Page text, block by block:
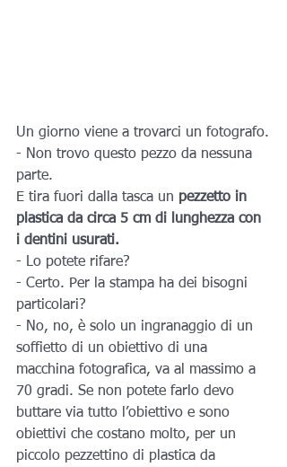
Un giorno viene a trovarci un fotografo.
- Non trovo questo pezzo da nessuna
parte.
E tira fuori dalla tasca un pezzetto in
plastica da circa 5 cm di lunghezza con
i dentini usurati.
- Lo potete rifare?
- Certo. Per la stampa ha dei bisogni
particolari?
- No, no, è solo un ingranaggio di un
soffietto di un obiettivo di una
macchina fotografica, va al massimo a
70 gradi. Se non potete farlo devo
buttare via tutto l’obiettivo e sono
obiettivi che costano molto, per un
piccolo pezzettino di plastica da